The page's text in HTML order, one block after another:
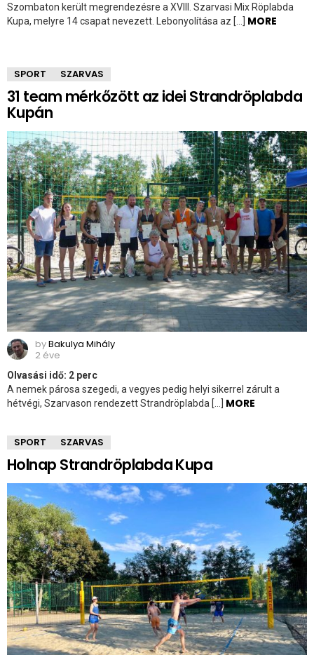
Szombaton került megrendezésre a XVIII. Szarvasi Mix Röplabda
Kupa, melyre 14 csapat nevezett. Lebonyolítása az […] MORE
SPORT SZARVAS
31 team mérkőzött az idei Strandröplabda
Kupán
byBakulya Mihály
2 éve
Olvasási idő: 2 perc
A nemek párosa szegedi, a vegyes pedig helyi sikerrel zárult a
hétvégi, Szarvason rendezett Strandröplabda […] MORE
SPORT SZARVAS
Holnap Strandröplabda Kupa